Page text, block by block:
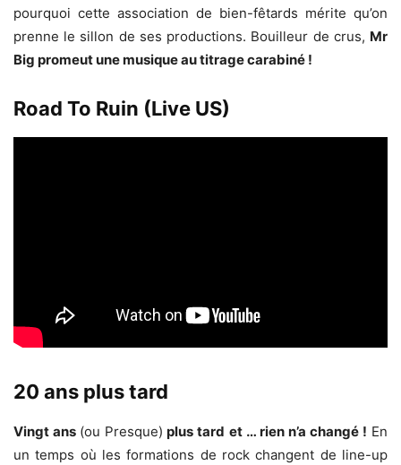
pourquoi cette association de bien-fêtards mérite qu’on
prenne le sillon de ses productions. Bouilleur de crus, Mr
Big promeut une musique au titrage carabiné !
Road To Ruin (Live US)
20 ans plus tard
Vingt ans (ou Presque) plus tard et … rien n’a changé ! En
un temps où les formations de rock changent de line-up